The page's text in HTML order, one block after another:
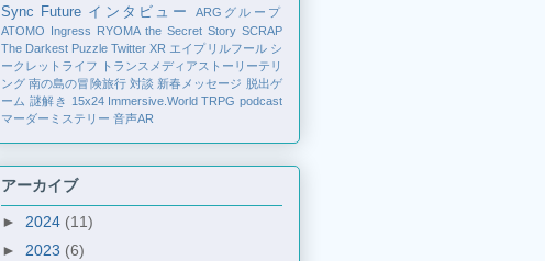
Sync Future インタビュー
ARGグループ
ATOMO Ingress RYOMA the Secret Story SCRAP
The Darkest Puzzle Twitter XR エイプリルフール シ
ークレットライフ
トランスメディアストーリーテリ
ング 南の島の冒険旅行 対談 新春メッセージ 脱出ゲ
ーム 謎解き 15x24 Immersive.World TRPG podcast
マーダーミステリー 音声AR
アーカイブ
► 2024 (11)
► 2023 (6)